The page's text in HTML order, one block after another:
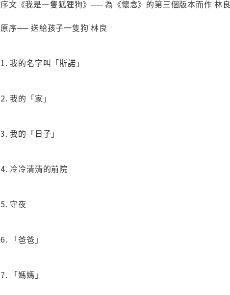
序文《我是一隻狐狸狗》── 為《懷念》的第三個版本而作 林良
原序── 送給孩子一隻狗 林良
1. 我的名字叫「斯諾」
2. 我的「家」
3. 我的「日子」
4. 冷冷清清的前院
5. 守夜
6. 「爸爸」
7. 「媽媽」